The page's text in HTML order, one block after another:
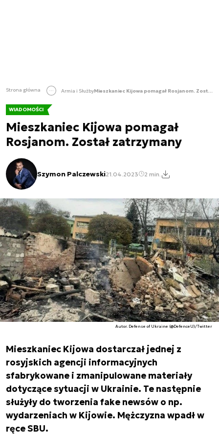
Strona główna Armia i Służby Mieszkaniec Kijowa pomagał Rosjanom. Został zatrzymany
WIADOMOŚCI
Mieszkaniec Kijowa pomagał
Rosjanom. Został zatrzymany
Szymon Palczewski21.04.2023 2 min.
Autor. Defense of Ukraine (@DefenceU)/Twitter
Mieszkaniec Kijowa dostarczał jednej z
rosyjskich agencji informacyjnych
sfabrykowane i zmanipulowane materiały
dotyczące sytuacji w Ukrainie. Te następnie
służyły do tworzenia fake newsów o np.
wydarzeniach w Kijowie. Mężczyzna wpadł w
ręce SBU.